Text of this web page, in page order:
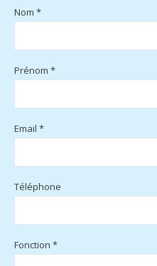
Nom *
Prénom *
Email *
Téléphone
Fonction *